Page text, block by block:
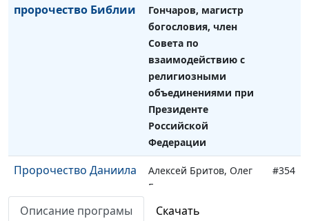
пророчество Библии
Гончаров, магистр
богословия, член
Совета по
взаимодействию с
религиозными
объединениями при
Президенте
Российской
Федерации
Пророчество Даниила
Алексей Бритов, Олег
Гончаров, магистр
#354
Описание програмы Скачать